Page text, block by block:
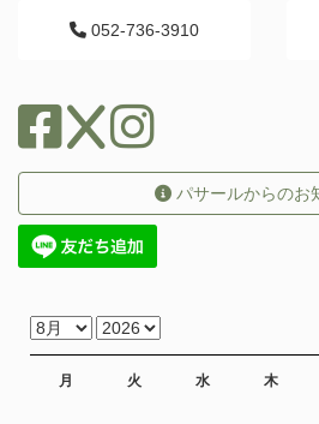
052-736-3910
パサールからのお
月 火 水 木